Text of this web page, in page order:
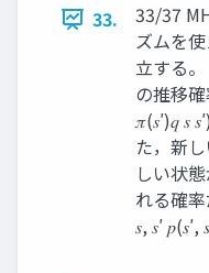
33.
33/37
ズムを
立する
の推移確
𝜋(𝑠′)𝑞 𝑠
た，新
しい状
れる確率
𝑠, 𝑠′